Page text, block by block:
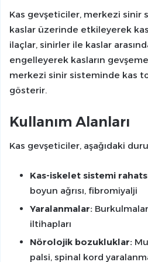
Kas gevşeticiler, merkezi sinir
kaslar üzerinde etkileyerek
ilaçlar, sinirler ile kaslar
engelleyerek kasların
merkezi sinir sisteminde kas
gösterir.
Kullanım Alanları
Kas gevşeticiler, aşağıdaki
Kas-iskelet sistemi
boyun ağrısı, fibromiyalji
Yaralanmalar:
iltihapları
Nörolojik bozukluklar:
palsi, spinal kord